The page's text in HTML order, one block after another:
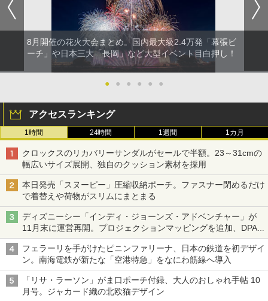
8月開催の花火大会まとめ。国内最大級2.4万発「幕張ビ
ーチ」や日本三大「長岡」など大型イベント目白押し！
● ● ● ● ● ●
アクセスランキング
1時間 24時間 1週間 1カ月
クロックスのリカバリーサンダルがセールで半額。23～31cmの
幅広いサイズ展開、独自のクッション素材を採用
本日発売「スヌーピー」圧縮収納ポーチ。ファスナー閉めるだけ
で着替えや荷物がスリムにまとまる
ディズニーシー「インディ・ジョーンズ・アドベンチャー」が
11月末に運営再開。プロジェクションマッピングを追加、DPA
は1500円
フェラーリを手がけたピニンファリーナ、日本の鉄道を初デザイ
ン。南海電鉄が新たな「空港特急」をなにわ筋線へ導入
「リサ・ラーソン」がま口ポーチ付録、大人のおしゃれ手帖 10
月号。ジャカード織の北欧猫デザイン